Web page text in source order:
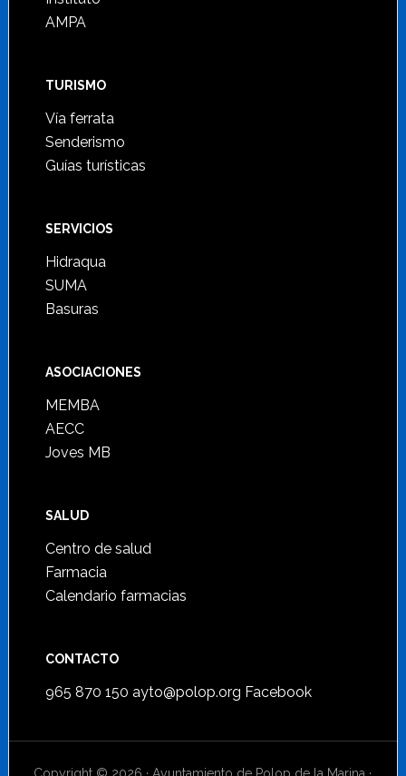
AMPA
TURISMO
Vía ferrata
Senderismo
Guías turísticas
SERVICIOS
Hidraqua
SUMA
Basuras
ASOCIACIONES
MEMBA
AECC
Joves MB
SALUD
Centro de salud
Farmacia
Calendario farmacias
CONTACTO
965 870 150 ayto@polop.org Facebook